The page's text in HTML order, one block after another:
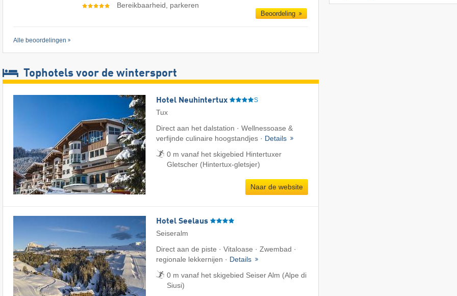
Bereikbaarheid, parkeren
Beoordeling
Alle beoordelingen
Tophotels voor de wintersport
Hotel Neuhintertux S
Tux
Direct aan het dalstation · Wellnessoase &
verfijnde culinaire hoogstandjes · Details
0 m vanaf het skigebied Hintertuxer
Gletscher (Hintertux-gletsjer)
Naar de website
Hotel Seelaus
Seiseralm
Direct aan de piste · Vitaloase · Zwembad ·
regionale lekkernijen · Details
0 m vanaf het skigebied Seiser Alm (Alpe di
Siusi)